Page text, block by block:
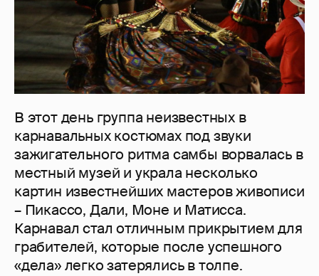
В этот день группа неизвестных в
карнавальных костюмах под звуки
зажигательного ритма самбы ворвалась в
местный музей и украла несколько
картин известнейших мастеров живописи
– Пикассо, Дали, Моне и Матисса.
Карнавал стал отличным прикрытием для
грабителей, которые после успешного
«дела» легко затерялись в толпе.